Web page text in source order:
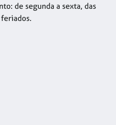
de segunda a sexta, das